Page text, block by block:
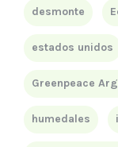
desmonte
estados unidos
Greenpeace
humedales